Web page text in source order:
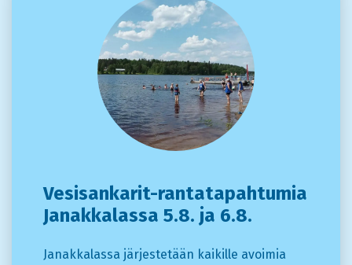
Vesisankarit-rantatapahtumia
Janakkalassa 5.8. ja 6.8.
Janakkalassa järjestetään kaikille avoimia